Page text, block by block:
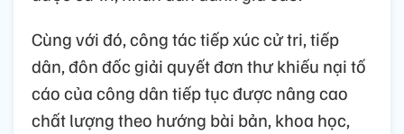
Cùng với đó, công tác tiếp xúc cử tri, tiếp
dân, đôn đốc giải quyết đơn thư khiếu nại tố
cáo của công dân tiếp tục được nâng cao
chất lượng theo hướng bài bản, khoa học,